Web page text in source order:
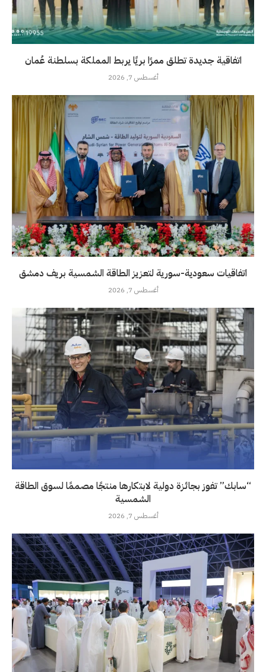
اتفاقية جديدة تطلق ممرًا بريًا يربط المملكة بسلطنة عُمان
أغسطس 7, 2026
اتفاقيات سعودية-سورية لتعزيز الطاقة الشمسية بريف دمشق
أغسطس 7, 2026
“سابك” تفوز بجائزة دولية لابتكارها منتجًا مصممًا لسوق الطاقة
الشمسية
أغسطس 7, 2026